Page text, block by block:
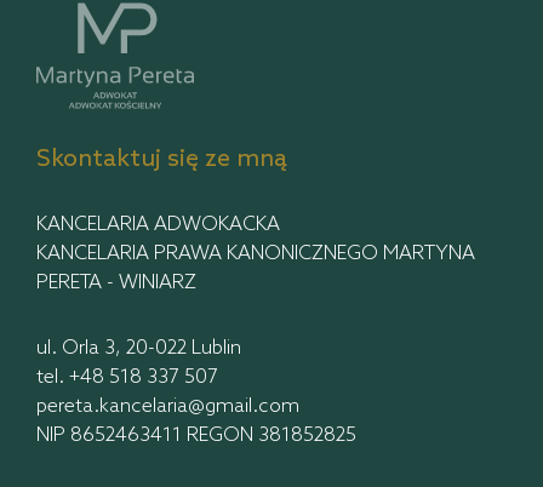
Skontaktuj się ze mną
KANCELARIA ADWOKACKA
KANCELARIA PRAWA KANONICZNEGO MARTYNA
PERETA - WINIARZ
ul. Orla 3, 20-022 Lublin
tel. +48 518 337 507
pereta.kancelaria@gmail.com
NIP 8652463411 REGON 381852825